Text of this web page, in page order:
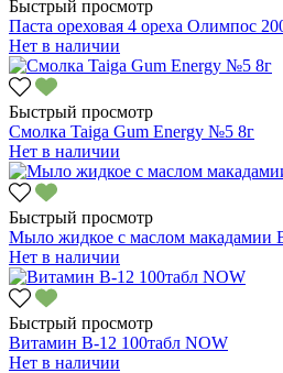
Быстрый просмотр
Паста ореховая 4 ореха Олимпос
Нет в наличии
Быстрый просмотр
Смолка Taiga Gum Energy №5 8г
Нет в наличии
Быстрый просмотр
Мыло жидкое с маслом макадамии
Нет в наличии
Быстрый просмотр
Витамин В-12 100табл NOW
Нет в наличии